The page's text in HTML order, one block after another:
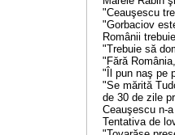
"Ceauşescu
"Gorbaciov
Românii
"Trebuie să
"Fără
"Îl pun naş pe
"Se mărită
de 30 de zile
Ceauşescu n-
Tentativa de